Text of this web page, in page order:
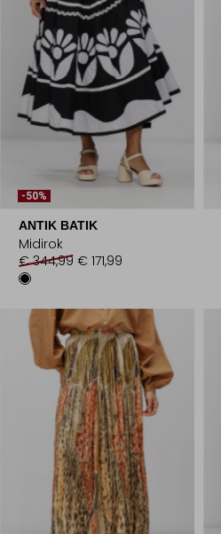
-50%
ANTIK BATIK
Midirok
€ 344,99 € 171,99